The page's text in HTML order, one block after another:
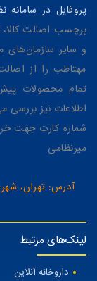
پروفایل در سامانه
برچسب اصالت
و سایر سازمان‌های
مهتاطب را از
تمام محصولات
اطلاعات نیز بررسی
میرنظامی
آدرس: تهران،
لینک‌های مرتبط
داروخانه آنلاین